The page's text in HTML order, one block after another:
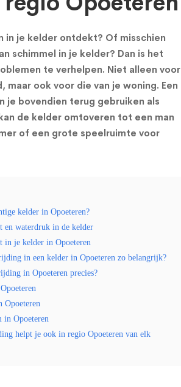
in je kelder ontdekt? Of misschien
schimmel in je kelder? Dan is het
te verhelpen. Niet alleen voor
maar ook voor die van je woning. Een
je bovendien terug gebruiken als
de kelder omtoveren tot een man
of een grote speelruimte voor
kelder in Opoeteren?
en waterdruk in de kelder
in je kelder in Opoeteren
in een kelder in Opoeteren zo belangrijk?
in Opoeteren precies?
Opoeteren
in Opoeteren
helpt je ook in regio Opoeteren van elk